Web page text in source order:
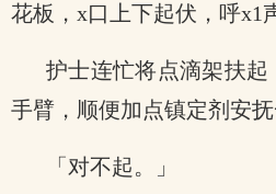
花板，x口上下起伏，呼x1
护士连忙将点滴架扶
手臂，顺便加点镇定剂安抚
「对不起。」